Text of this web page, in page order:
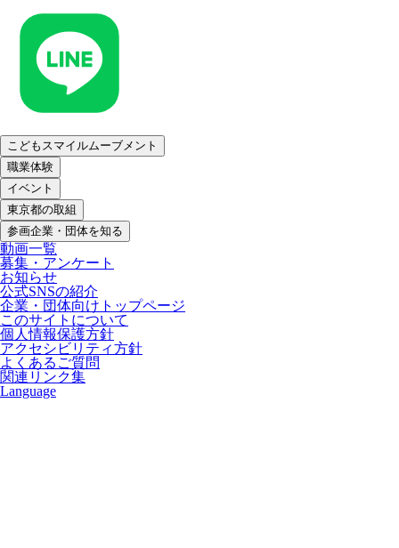
こどもスマイルムーブメント
職業体験
イベント
東京都の取組
参画企業・団体を知る
動画一覧
募集・アンケート
お知らせ
公式SNSの紹介
企業・団体向けトップページ
このサイトについて
個人情報保護方針
アクセシビリティ方針
よくあるご質問
関連リンク集
Language